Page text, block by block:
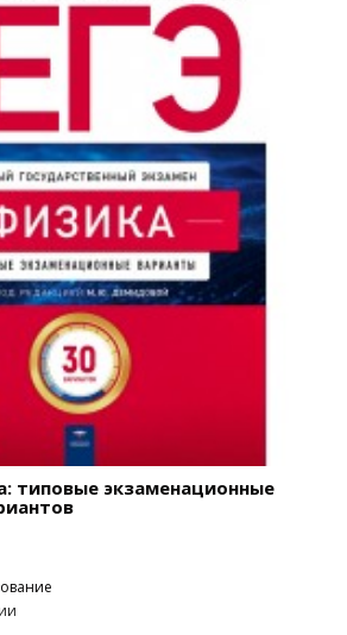
типовые экзаменационные